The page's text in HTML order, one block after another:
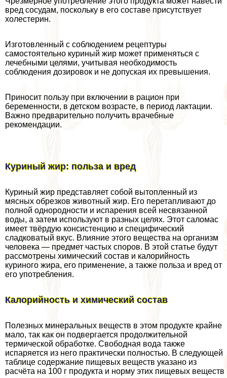
вред сосудам, поскольку в его составе присутствует
холестерин.
Изготовленный с соблюдением рецептуры
самостоятельно куриный жир может применяться с
лечебными целями, учитывая необходимость
соблюдения дозировок и не допуская их превышения.
Приносит пользу при включении в рацион при
беременности, в детском возрасте, в период лактации.
Важно предварительно получить врачебные
рекомендации.
Куриный жир: польза и вред
Куриный жир представляет собой вытопленный из
мясных обрезков животный жир. Его перетапливают до
полной однородности и испарения всей несвязанной
воды, а затем используют в разных целях. Этот саломас
имеет твёрдую консистенцию и специфический
сладковатый вкус. Влияние этого вещества на организм
человека — предмет частых споров. В этой статье будут
рассмотрены химический состав и калорийность
куриного жира, его применение, а также польза и вред от
его употрeбления.
Калорийность и химический состав
Полезных минеральных веществ в этом продукте крайне
мало, так как он подвергается продолжительной
термической обработке. Свободная вода также
испаряется из него пpaктически полностью. В следующей
таблице содержание пищевых веществ указано из
расчёта на 100 г продукта и норму этих пищевых веществ